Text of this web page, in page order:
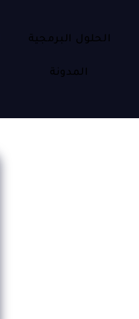
الحلول البرمجية
المدونة